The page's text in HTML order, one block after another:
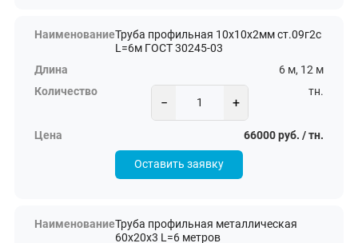
Труба профильная 10х10х2мм ст.09г2с
L=6м ГОСТ 30245-03
6 м, 12 м
− +
тн.
66000 руб. / тн.
Оставить заявку
Труба профильная металлическая
60х20х3 L=6 метров